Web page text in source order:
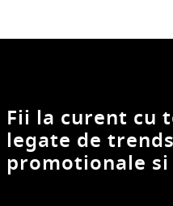
Fii la curent cu
legate de
promotionale